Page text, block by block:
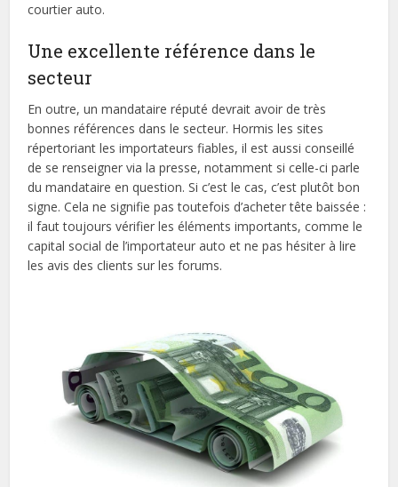
courtier auto.
Une excellente référence dans le
secteur
En outre, un mandataire réputé devrait avoir de très
bonnes références dans le secteur. Hormis les sites
répertoriant les importateurs fiables, il est aussi conseillé
de se renseigner via la presse, notamment si celle-ci parle
du mandataire en question. Si c’est le cas, c’est plutôt bon
signe. Cela ne signifie pas toutefois d’acheter tête baissée :
il faut toujours vérifier les éléments importants, comme le
capital social de l’importateur auto et ne pas hésiter à lire
les avis des clients sur les forums.